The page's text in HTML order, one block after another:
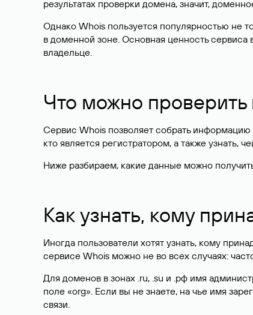
результатах проверки домена, значит,
Однако Whois пользуется популярностью не
в доменной зоне. Основная ценность
владельце.
Что можно
Сервис Whois позволяет собрать информацию
кто является регистратором, а также узнать,
Ниже разбираем, какие данные можно
Как узнать, кому
Иногда пользователи хотят узнать, кому
сервисе Whois можно не во всех случаях:
Для доменов в зонах .ru, .su и .рф имя
поле «org». Если вы не знаете, на чье имя
связи.